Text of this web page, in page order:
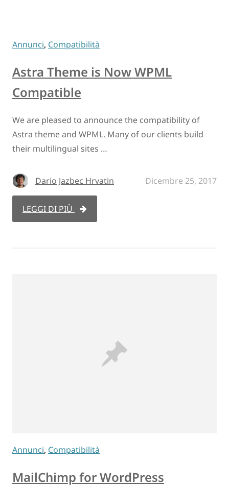
Annunci, Compatibilità
Astra Theme is Now WPML
Compatible
We are pleased to announce the compatibility of
Astra theme and WPML. Many of our clients build
their multilingual sites …
Dario Jazbec Hrvatin Dicembre 25, 2017
LEGGI DI PIÙ
Annunci, Compatibilità
MailChimp for WordPress